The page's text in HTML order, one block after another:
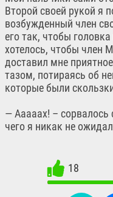
Второй своей рукой я
возбужденный член
его так, чтобы
хотелось, чтобы член
доставил мне
тазом, потираясь об
которые были
— Ааааах! – сорвалось
чего я никак не
18